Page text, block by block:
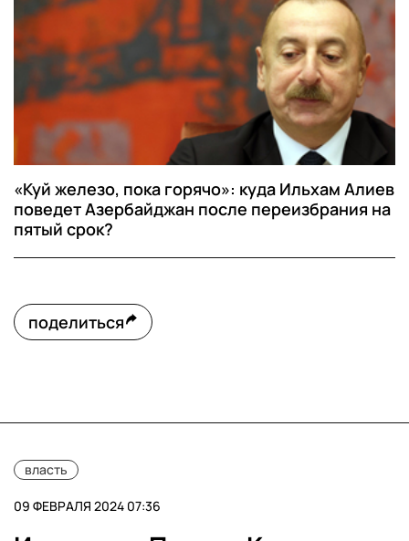
«Куй железо, пока горячо»: куда Ильхам Алиев
поведет Азербайджан после переизбрания на
пятый срок?
поделиться
власть
09 ФЕВРАЛЯ 2024 07:36